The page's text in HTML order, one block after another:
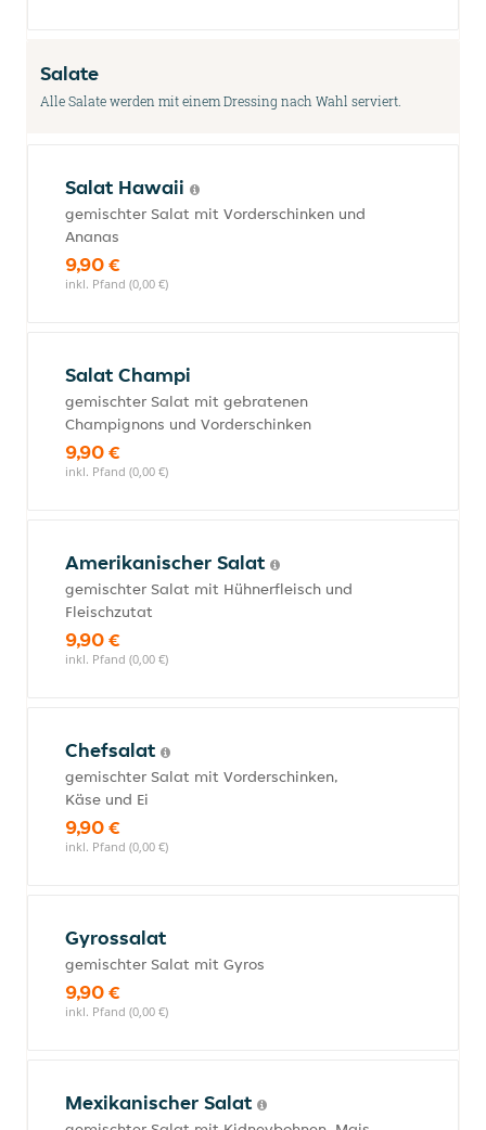
Salate
Alle Salate werden mit einem Dressing nach Wahl serviert.
Salat Hawaii
gemischter Salat mit Vorderschinken und
Ananas
9,90 €
inkl. Pfand (0,00 €)
Salat Champi
gemischter Salat mit gebratenen
Champignons und Vorderschinken
9,90 €
inkl. Pfand (0,00 €)
Amerikanischer Salat
gemischter Salat mit Hühnerfleisch und
Fleischzutat
9,90 €
inkl. Pfand (0,00 €)
Chefsalat
gemischter Salat mit Vorderschinken,
Käse und Ei
9,90 €
inkl. Pfand (0,00 €)
Gyrossalat
gemischter Salat mit Gyros
9,90 €
inkl. Pfand (0,00 €)
Mexikanischer Salat